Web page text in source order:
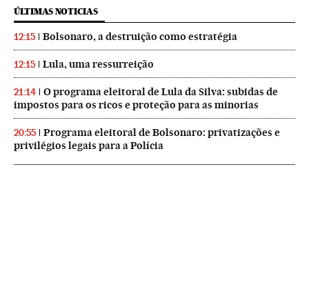
ÚLTIMAS NOTICIAS
12:15 Bolsonaro, a destruição como estratégia
12:15 Lula, uma ressurreição
21:14
O programa eleitoral de Lula da Silva: subidas de
impostos para os ricos e proteção para as minorias
20:55
Programa eleitoral de Bolsonaro: privatizações e
privilégios legais para a Polícia